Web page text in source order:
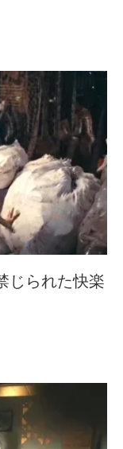
じられた快楽